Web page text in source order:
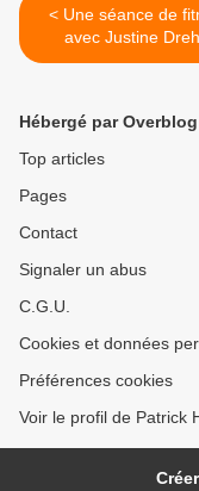
< Une séance de fitness
avec Justine
Hébergé par Overblog
Top articles
Pages
Contact
Signaler un abus
C.G.U.
Cookies et données
Préférences cookies
Voir le profil de Patrick